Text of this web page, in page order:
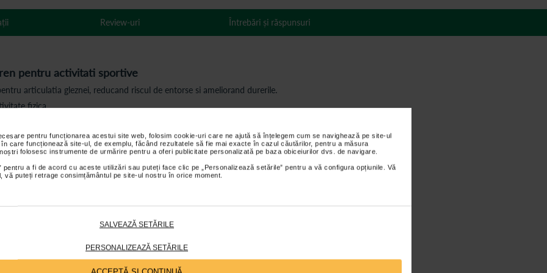
pentru funcționarea acestui site web, folosim cookie-uri care ne ajută să înțelegem cum se navighează pe site-ul
care funcționează site-ul, de exemplu, făcând rezultatele să fie mai exacte în cazul căutărilor, pentru a măsura
folosesc instrumente de urmărire pentru a oferi publicitate personalizată pe baza obiceiurilor dvs. de navigare.
pentru a fi de acord cu aceste utilizări sau puteți face clic pe „Personalizează setările” pentru a vă configura opțiunile. Vă
vă puteți retrage consimțământul pe site-ul nostru în orice moment.
SALVEAZĂ SETĂRILE
PERSONALIZEAZĂ SETĂRILE
pentru activitati sportive
articulatia gleznei, reducand riscul de entorse si ameliorand durerile.
fizica.
afectiunile articulare si musculare ale membrelor.
sa respire.
purtarii.
oboseala.
Review-uri Întrebări și răspunsuri